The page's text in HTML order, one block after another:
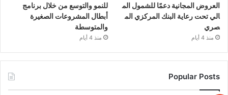
العروض المجانية دعمًا للشمول الم
الي تحت رعاية البنك المركزي الم
صري
منذ 4 أيام
للنمو والتوسع من خلال برنامج
أبطال المشروعات الصغيرة
والمتوسطة
منذ 4 أيام
Popular Posts